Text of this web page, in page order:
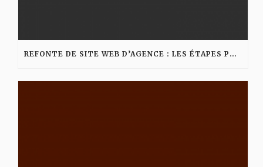
REFONTE DE SITE WEB D’AGENCE : LES ÉTAPES POUR AMÉLIORER VISIBILITÉ ET CONVERSION